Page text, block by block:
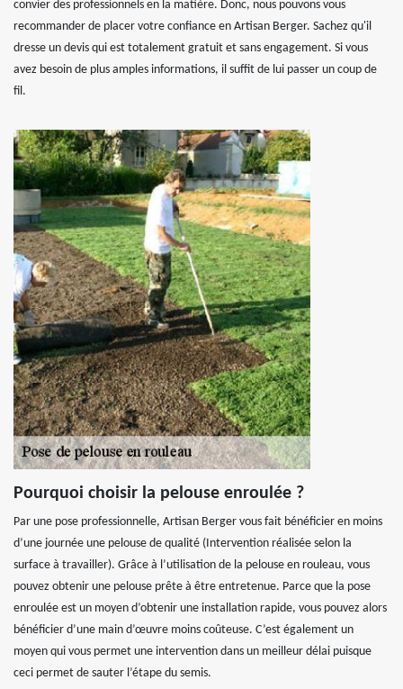
convier des professionnels en la matière. Donc, nous pouvons vous
recommander de placer votre confiance en Artisan Berger. Sachez qu'il
dresse un devis qui est totalement gratuit et sans engagement. Si vous
avez besoin de plus amples informations, il suffit de lui passer un coup de
fil.
Pourquoi choisir la pelouse enroulée ?
Par une pose professionnelle, Artisan Berger vous fait bénéficier en moins
d’une journée une pelouse de qualité (Intervention réalisée selon la
surface à travailler). Grâce à l’utilisation de la pelouse en rouleau, vous
pouvez obtenir une pelouse prête à être entretenue. Parce que la pose
enroulée est un moyen d’obtenir une installation rapide, vous pouvez alors
bénéficier d’une main d’œuvre moins coûteuse. C’est également un
moyen qui vous permet une intervention dans un meilleur délai puisque
ceci permet de sauter l’étape du semis.